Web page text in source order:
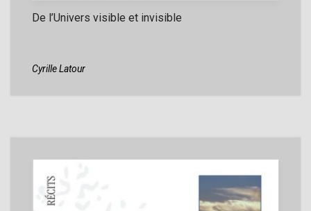
De l’Univers visible et invisible
Cyrille Latour